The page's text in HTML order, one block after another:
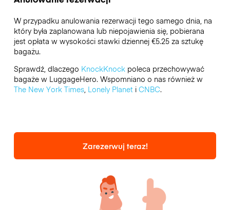
W przypadku anulowania rezerwacji tego samego dnia, na
który była zaplanowana lub niepojawienia się, pobierana
jest opłata w wysokości stawki dziennej €5.25 za sztukę
bagażu.
Sprawdź, dlaczego KnockKnockpoleca przechowywać
bagaże w LuggageHero. Wspomniano o nas również w
The New York Times, Lonely Planeti CNBC.
Zarezerwuj teraz!